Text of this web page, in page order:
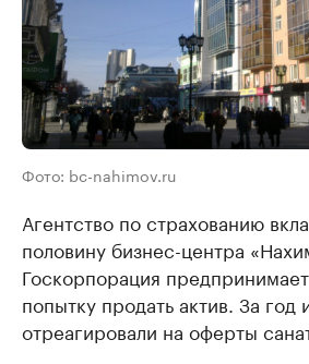
Фото: bc-nahimov.ru
Агентство по страхованию
половину бизнес-центра
Госкорпорация
попытку продать актив. За год
отреагировали на оферты